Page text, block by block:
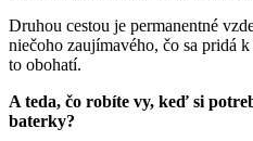
Druhou cestou je permanentné
niečoho zaujímavého, čo sa pridá
to obohatí.
A teda, čo robíte vy, keď si
baterky?